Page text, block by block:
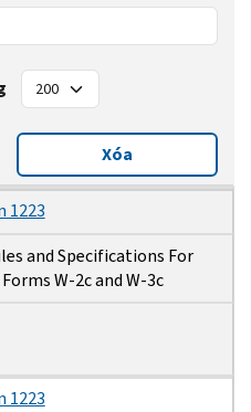
Xóa
1223
and Specifications For
W-2c and W-3c
1223